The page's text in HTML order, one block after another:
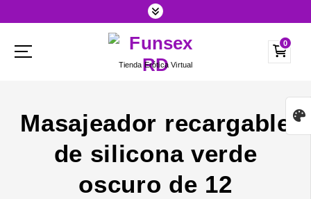
Tienda Erótica Virtual
0
Masajeador recargable
de silicona verde
oscuro de 12